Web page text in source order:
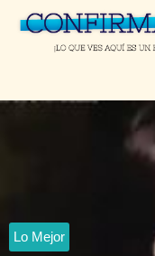
Lo Mejor